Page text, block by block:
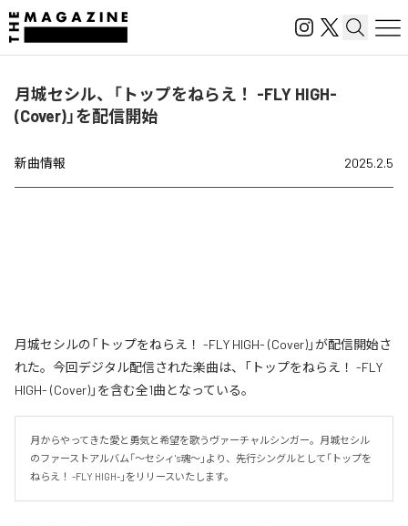
月城セシル、「トップをねらえ！ -FLY HIGH-
(Cover)」を配信開始
新曲情報 2025.2.5
月城セシルの「トップをねらえ！ -FLY HIGH- (Cover)」が配信開始さ
れた。今回デジタル配信された楽曲は、「トップをねらえ！ -FLY
HIGH- (Cover)」を含む全1曲となっている。
月からやってきた愛と勇気と希望を歌うヴァーチャルシンガー。月城セシル
のファーストアルバム「～セシィ's魂～」より、先行シングルとして「トップを
ねらえ！ -FLY HIGH-」をリリースいたします。